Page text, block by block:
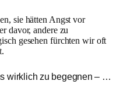
sie hätten Angst vor
davor, andere zu
gesehen fürchten wir oft
wirklich zu begegnen – …